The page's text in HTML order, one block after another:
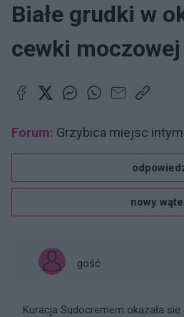
Białe grudki w
cewki moczowej
Forum: Grzybica miejsc
nowy
gość
Kuracja Sudocremem okazała